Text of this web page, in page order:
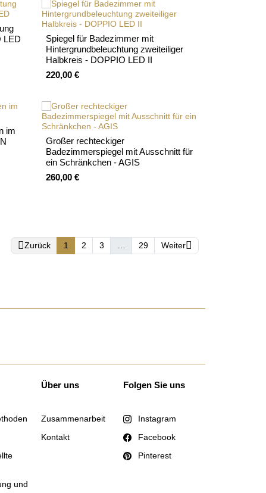
LED
Spiegel für Badezimmer mit
Hintergrundbeleuchtung zweiteiliger
Halbkreis - DOPPIO LED II
220,00 €
im
Großer rechteckiger
Badezimmerspiegel mit Ausschnitt für
ein Schränkchen - AGIS
260,00 €
Zurück 1 2 3 29 Weiter
und
Über uns
Zusammenarbeit
Kontakt
Folgen Sie uns
Instagram
Facebook
Pinterest